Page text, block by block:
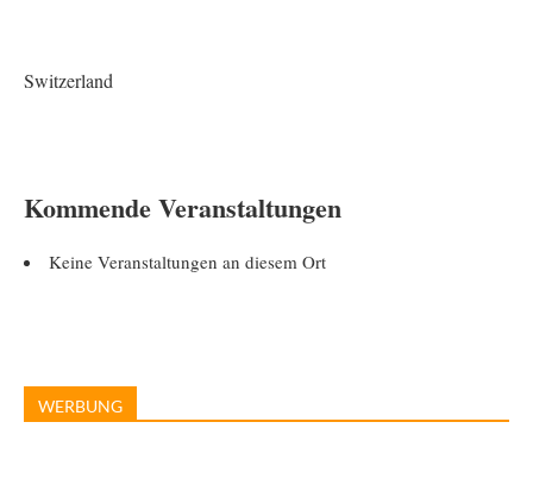
Switzerland
Kommende Veranstaltungen
Keine Veranstaltungen an diesem Ort
WERBUNG